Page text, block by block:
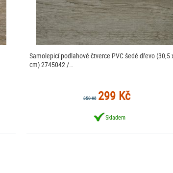
Samolepicí podlahové čtverce PVC šedé dřevo (30,5
cm) 2745042 /…
350 Kč 299 Kč
Skladem